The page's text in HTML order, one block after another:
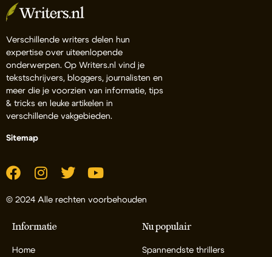
Verschillende writers delen hun
expertise over uiteenlopende
onderwerpen. Op Writers.nl vind je
tekstschrijvers, bloggers, journalisten en
meer die je voorzien van informatie, tips
& tricks en leuke artikelen in
verschillende vakgebieden.
Sitemap
© 2024 Alle rechten voorbehouden
Informatie
Home
Nu populair
Spannendste thrillers